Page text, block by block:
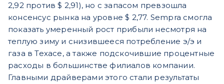
2,92 против $ 2,91), но с запасом превзошла
консенсус рынка на уровне $ 2,77. Sempra смогла
показать умеренный рост прибыли несмотря на
теплую зиму и снизившееся потребление э/э и
газа в Техасе, а также подскочившие процентные
расходы в большинстве филиалов компании.
Главными драйверами этого стали результаты